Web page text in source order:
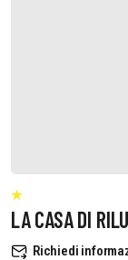
LA CASA DI
Richiedi